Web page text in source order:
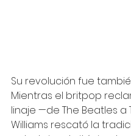
Su revolución fue
Mientras el britpop
linaje —de The Beatles a
Williams rescató la